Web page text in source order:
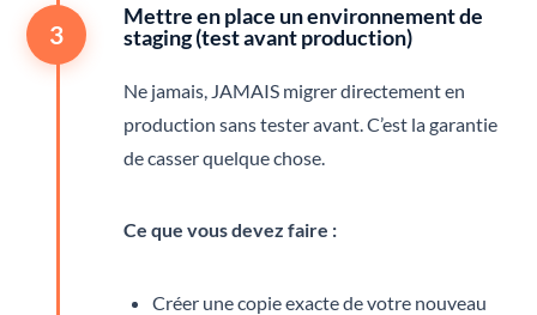
3
Mettre en place un environnement de
staging (test avant production)
Ne jamais, JAMAIS migrer directement en
production sans tester avant. C’est la garantie
de casser quelque chose.
Ce que vous devez faire :
Créer une copie exacte de votre nouveau